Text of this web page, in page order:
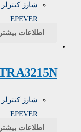
EPEVER
اطلاعات بیشتر
EPEVER
اطلاعات بیشتر